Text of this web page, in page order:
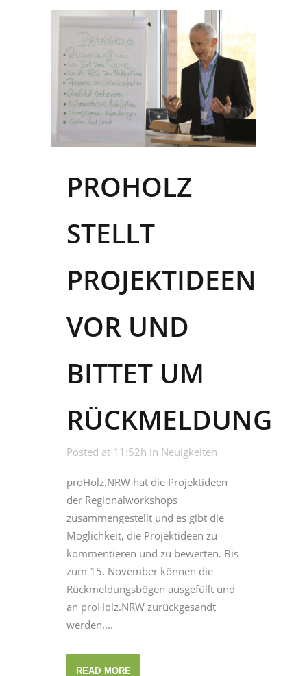
PROHOLZ
STELLT
PROJEKTIDEEN
VOR UND
BITTET UM
RÜCKMELDUNG
Posted at 11:52h in Neuigkeiten
proHolz.NRW hat die Projektideen
der Regionalworkshops
zusammengestellt und es gibt die
Möglichkeit, die Projektideen zu
kommentieren und zu bewerten. Bis
zum 15. November können die
Rückmeldungsbögen ausgefüllt und
an proHolz.NRW zurückgesandt
werden....
READ MORE